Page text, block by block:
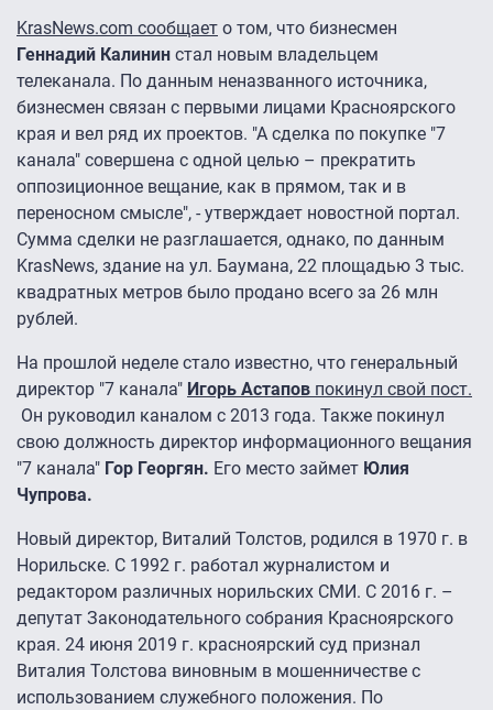
KrasNews.com сообщает о том, что бизнесмен
Геннадий Калинин стал новым владельцем
телеканала. По данным неназванного источника,
бизнесмен связан с первыми лицами Красноярского
края и вел ряд их проектов. "А сделка по покупке "7
канала" совершена с одной целью – прекратить
оппозиционное вещание, как в прямом, так и в
переносном смысле", - утверждает новостной портал.
Сумма сделки не разглашается, однако, по данным
KrasNews, здание на ул. Баумана, 22 площадью 3 тыс.
квадратных метров было продано всего за 26 млн
рублей.
На прошлой неделе стало известно, что генеральный
директор "7 канала" Игорь Астапов покинул свой пост.
Он руководил каналом с 2013 года. Также покинул
свою должность директор информационного вещания
"7 канала" Гор Георгян. Его место займет Юлия
Чупрова.
Новый директор, Виталий Толстов, родился в 1970 г. в
Норильске. С 1992 г. работал журналистом и
редактором различных норильских СМИ. С 2016 г. –
депутат Законодательного собрания Красноярского
края. 24 июня 2019 г. красноярский суд признал
Виталия Толстова виновным в мошенничестве с
использованием служебного положения. По